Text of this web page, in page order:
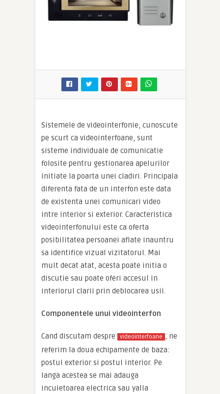
Sistemele de videointerfonie, cunoscute
pe scurt ca videointerfoane, sunt
sisteme individuale de comunicatie
folosite pentru gestionarea apelurilor
initiate la poarta unei cladiri. Principala
diferenta fata de un interfon este data
de existenta unei comunicari video
intre interior si exterior. Caracteristica
videointerfonului este ca oferta
posibilitatea persoanei aflate inauntru
sa identifice vizual vizitatorul. Mai
mult decat atat, acesta poate initia o
discutie sau poate oferi accesul in
interiorul clarii prin deblocarea usii.
Componentele unui videointerfon
Cand discutam despre videointerfoane , ne
referim la doua echipamente de baza:
postul exterior si postul interior. Pe
langa acestea se mai adauga
incuietoarea electrica sau yalla